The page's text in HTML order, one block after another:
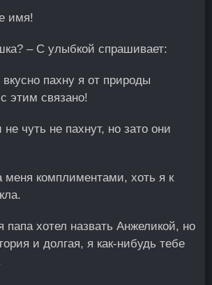
имя!
– С улыбкой спрашивает:
пахну я от природы
этим связано!
чуть не пахнут, но зато они
меня комплиментами, хоть я к
хотел назвать Анжеликой, но
и долгая, я как-нибудь тебе